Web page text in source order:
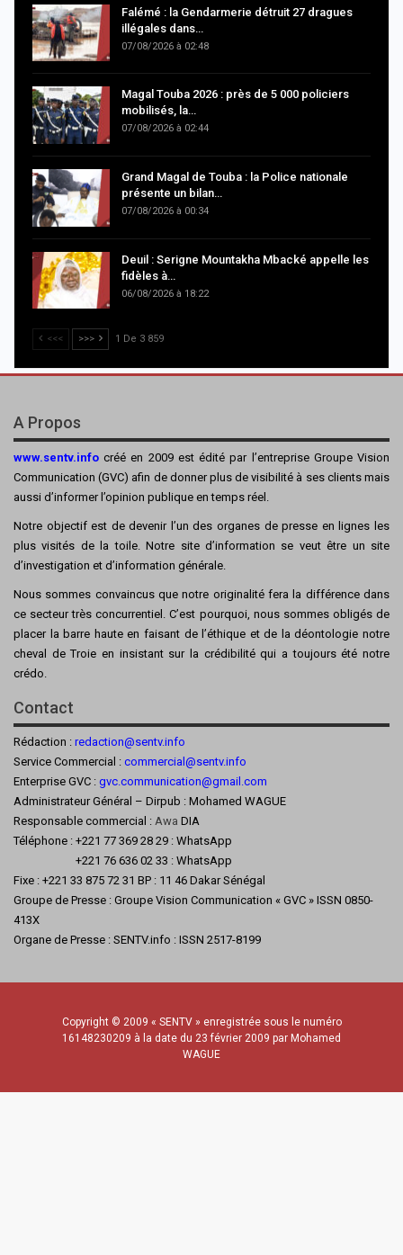
Falémé : la Gendarmerie détruit 27 dragues
illégales dans…
07/08/2026 à 02:48
Magal Touba 2026 : près de 5 000 policiers
mobilisés, la…
07/08/2026 à 02:44
Grand Magal de Touba : la Police nationale
présente un bilan…
07/08/2026 à 00:34
Deuil : Serigne Mountakha Mbacké appelle les
fidèles à…
06/08/2026 à 18:22
<<< >>> 1 De 3 859
A Propos
www.sentv.info créé en 2009 est édité par l’entreprise Groupe Vision
Communication (GVC) afin de donner plus de visibilité à ses clients mais
aussi d’informer l’opinion publique en temps réel.
Notre objectif est de devenir l’un des organes de presse en lignes les
plus visités de la toile. Notre site d’information se veut être un site
d’investigation et d’information générale.
Nous sommes convaincus que notre originalité fera la différence dans
ce secteur très concurrentiel. C’est pourquoi, nous sommes obligés de
placer la barre haute en faisant de l’éthique et de la déontologie notre
cheval de Troie en insistant sur la crédibilité qui a toujours été notre
crédo.
Contact
Rédaction : redaction@sentv.info
Service Commercial : commercial@sentv.info
Enterprise GVC : gvc.communication@gmail.com
Administrateur Général – Dirpub : Mohamed WAGUE
Responsable commercial : Awa DIA
Téléphone : +221 77 369 28 29 : WhatsApp
+221 76 636 02 33 : WhatsApp
Fixe : +221 33 875 72 31 BP : 11 46 Dakar Sénégal
Groupe de Presse : Groupe Vision Communication « GVC » ISSN 0850-
413X
Organe de Presse : SENTV.info : ISSN 2517-8199
Copyright © 2009 « SENTV » enregistrée sous le numéro
16148230209 à la date du 23 février 2009 par Mohamed
WAGUE